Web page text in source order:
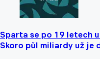
Sparta se po 19 letech
Skoro půl miliardy už je